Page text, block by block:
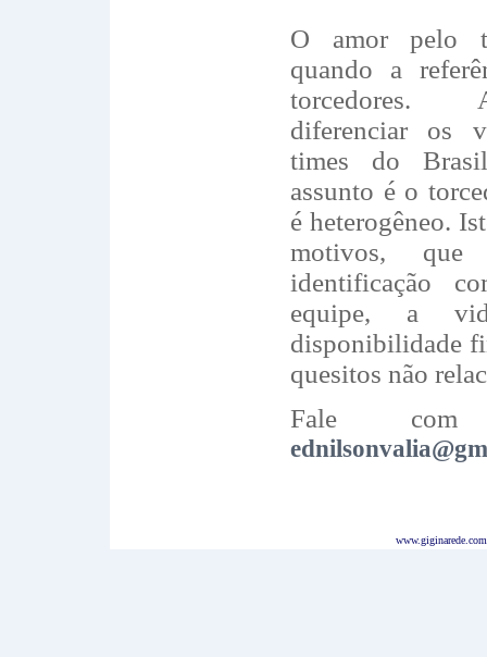
O amor pelo
quando a
torcedores.
diferenciar os
times do
assunto é o
é heterogêneo.
motivos,
identificação
equipe, a
disponibilidade
quesitos não
Fale